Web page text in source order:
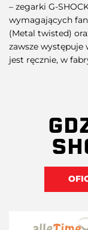
– zegarki G-
wymagających
(Metal twisted)
zawsze
jest ręcznie, w